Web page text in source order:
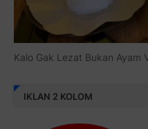
Kalo Gak Lezat Bukan Ayam
IKLAN 2 KOLOM